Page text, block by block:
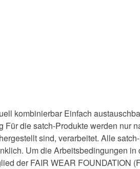
kombinierbar Einfach
Für die satch-Produkte werden nur
sind, verarbeitet. Alle
Um die Arbeitsbedingungen in
der FAIR WEAR FOUNDATION